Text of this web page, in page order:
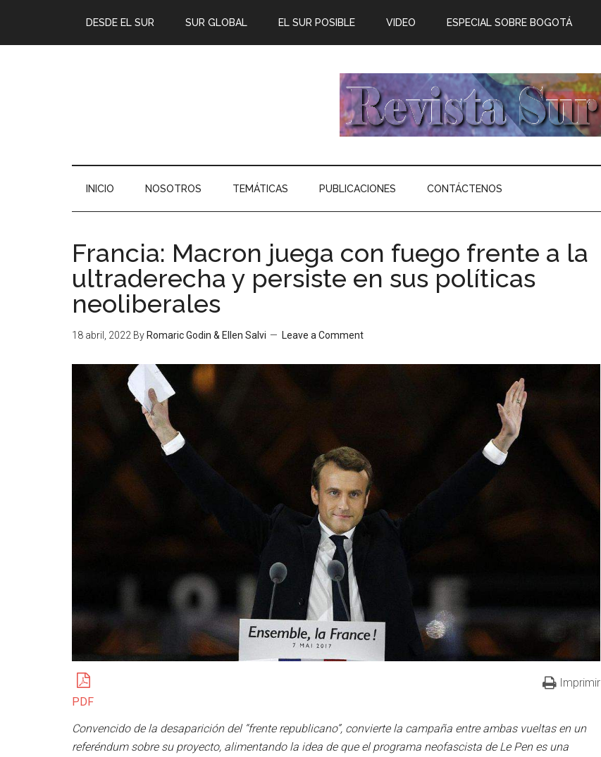
DESDE EL SUR SUR GLOBAL EL SUR POSIBLE VIDEO ESPECIAL SOBRE BOGOTÁ
INICIO NOSOTROS TEMÁTICAS PUBLICACIONES CONTÁCTENOS
Francia: Macron juega con fuego frente a la
ultraderecha y persiste en sus políticas
neoliberales
18 abril, 2022 By Romaric Godin & Ellen Salvi Leave a Comment
PDF
Imprimir
Convencido de la desaparición del “frente republicano”, convierte la campaña entre ambas vueltas en un
referéndum sobre su proyecto, alimentando la idea de que el programa neofascista de Le Pen es una